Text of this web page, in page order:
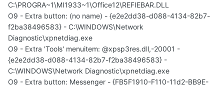
C:\PROGRA~1\MI1933~1\Office12\REFIEBAR.DLL
O9 - Extra button: (no name) - {e2e2dd38-d088-4134-82b7-
f2ba38496583} - C:\WINDOWS\Network
Diagnostic\xpnetdiag.exe
O9 - Extra 'Tools' menuitem: @xpsp3res.dll,-20001 -
{e2e2dd38-d088-4134-82b7-f2ba38496583} -
C:\WINDOWS\Network Diagnostic\xpnetdiag.exe
O9 - Extra button: Messenger - {FB5F1910-F110-11d2-BB9E-